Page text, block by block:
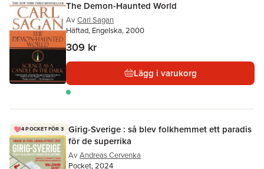
The Demon-Haunted World
Av Carl Sagan
Häftad, Engelska, 2000
309 kr
Lägg i varukorg
4 POCKET FÖR 3 Girig-Sverige : så blev folkhemmet ett paradis
för de superrika
Av Andreas Cervenka
Pocket, 2024